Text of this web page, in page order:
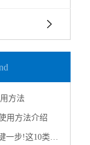
方法
用方法介绍
样品要如何处理?